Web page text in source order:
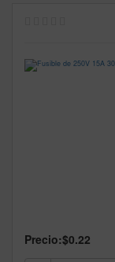
Precio:$0.22